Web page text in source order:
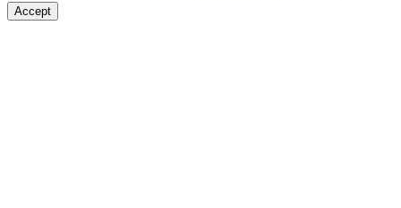
Accept